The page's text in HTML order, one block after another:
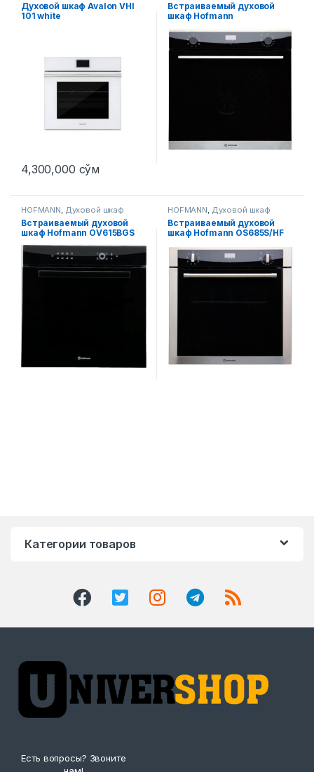
Духовой шкаф Avalon VHI
101 white
4,300,000 сўм
Встраиваемый духовой
шкаф Hofmann
HOFMANN, Духовой шкаф
Встраиваемый духовой
шкаф Hofmann OV615BGS
HOFMANN, Духовой шкаф
Встраиваемый духовой
шкаф Hofmann OS685S/HF
Категории товаров
Есть вопросы? Звоните